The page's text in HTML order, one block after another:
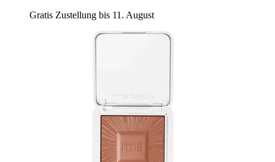
Gratis Zustellung bis 11. August